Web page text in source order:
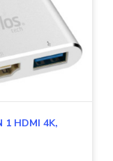
1 HDMI 4K,